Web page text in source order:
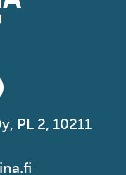
email
Marina på Facebook
PL 2, 10211